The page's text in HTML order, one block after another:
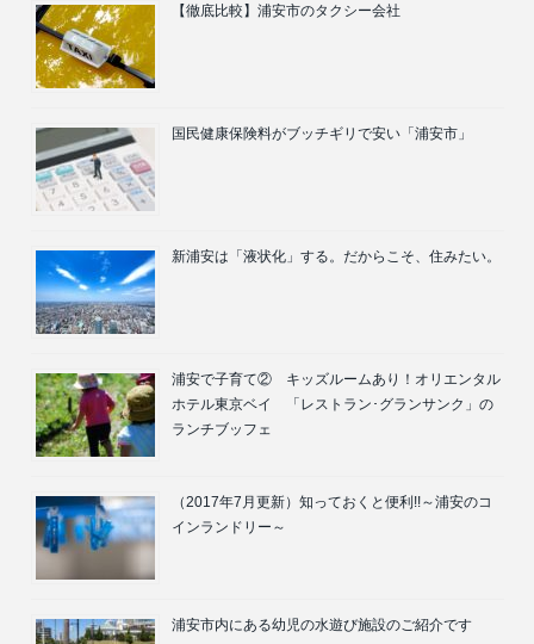
【徹底比較】浦安市のタクシー会社
国民健康保険料がブッチギリで安い「浦安市」
新浦安は「液状化」する。だからこそ、住みたい。
浦安で子育て② キッズルームあり！オリエンタル
ホテル東京ベイ 「レストラン･グランサンク」の
ランチブッフェ
（2017年7月更新）知っておくと便利!!～浦安のコ
インランドリー～
浦安市内にある幼児の水遊び施設のご紹介です